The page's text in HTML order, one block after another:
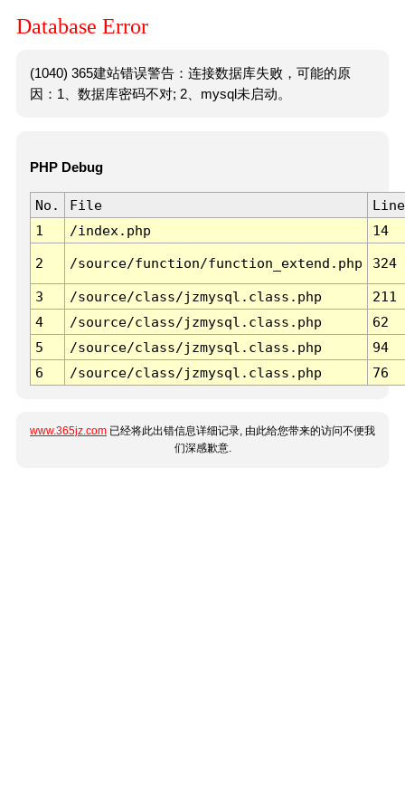
Database Error
(1040) 365建站错误警告：连接数据库失败，可能的原
因：1、数据库密码不对; 2、mysql未启动。
PHP Debug
No. File
Line
1
/index.php 14
2 /source/function/function_extend.php 324
3 /source/class/jzmysql.class.php
211
4
/source/class/jzmysql.class.php
62
5
/source/class/jzmysql.class.php
94
6
/source/class/jzmysql.class.php 76
www.365jz.com 已经将此出错信息详细记录, 由此给您带来的访问不便我
们深感歉意.